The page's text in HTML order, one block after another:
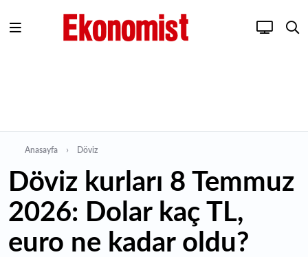
Anasayfa Döviz
Döviz kurları 8 Temmuz
2026: Dolar kaç TL,
euro ne kadar oldu?